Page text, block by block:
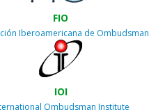
FIO
Iberoamericana de Ombudsman
IOI
Ombudsman Institute